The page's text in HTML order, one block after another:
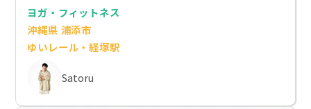
ヨガ・フィットネス
沖縄県 浦添市
ゆいレール・経塚駅
Satoru